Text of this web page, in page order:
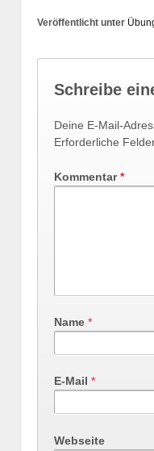
Veröffentlicht unter
Schreibe
Deine E-Mail-
Erforderliche
Kommentar*
Name *
E-Mail *
Webseite